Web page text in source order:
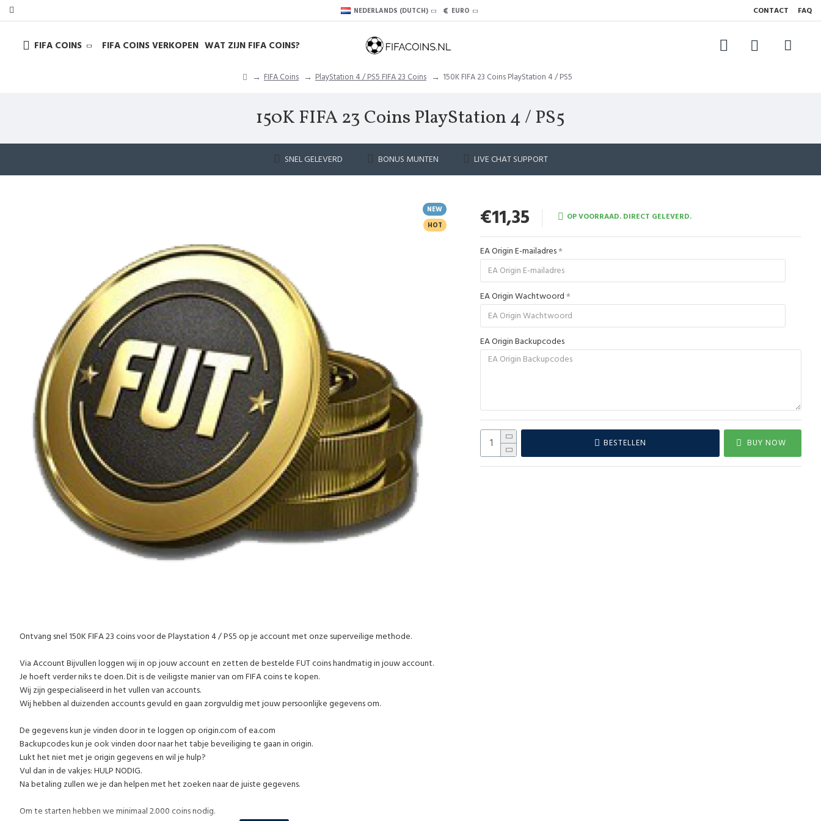
NEDERLANDS (DUTCH) € EURO CONTACT FAQ
FIFA COINS FIFA COINS VERKOPEN WAT ZIJN FIFA COINS?
FIFA Coins PlayStation 4 / PS5 FIFA 23 Coins 150K FIFA 23 Coins PlayStation 4 / PS5
150K FIFA 23 Coins PlayStation 4 / PS5
SNEL GELEVERD BONUS MUNTEN LIVE CHAT SUPPORT
NEW
HOT
€11,35 OP VOORRAAD. DIRECT GELEVERD.
EA Origin E-mailadres
EA Origin Wachtwoord
EA Origin Backupcodes
BESTELLEN BUY NOW
Ontvang snel 150K FIFA 23 coins voor de Playstation 4 / PS5 op je account met onze superveilige methode.
Via Account Bijvullen loggen wij in op jouw account en zetten de bestelde FUT coins handmatig in jouw account.
Je hoeft verder niks te doen. Dit is de veiligste manier van om FIFA coins te kopen.
Wij zijn gespecialiseerd in het vullen van accounts.
Wij hebben al duizenden accounts gevuld en gaan zorgvuldig met jouw persoonlijke gegevens om.
De gegevens kun je vinden door in te loggen op origin.com of ea.com
Backupcodes kun je ook vinden door naar het tabje beveiliging te gaan in origin.
Lukt het niet met je origin gegevens en wil je hulp?
Vul dan in de vakjes: HULP NODIG.
Na betaling zullen we je dan helpen met het zoeken naar de juiste gegevens.
Om te starten hebben we minimaal 2.000 coins nodig.